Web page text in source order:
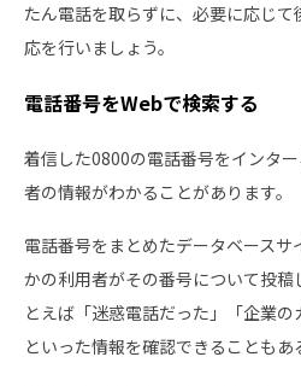
たん電話を取らずに、必要に応じ
応を行いましょう。
電話番号をWebで検索する
着信した0800の電話番号をインタ
者の情報がわかることがあります。
電話番号をまとめたデータベース
かの利用者がその番号について投
とえば「迷惑電話だった」「企業の
といった情報を確認できることもあ